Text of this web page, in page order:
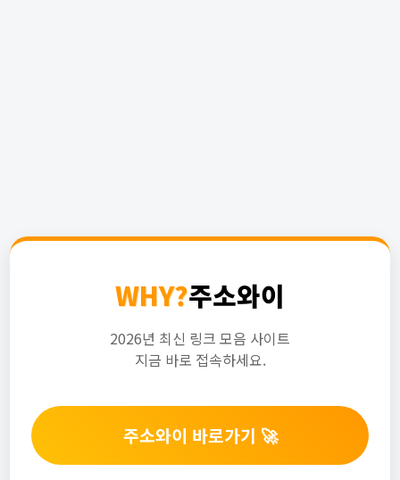
WHY?주소와이
2026년 최신 링크 모음 사이트
지금 바로 접속하세요.
주소와이 바로가기 🚀